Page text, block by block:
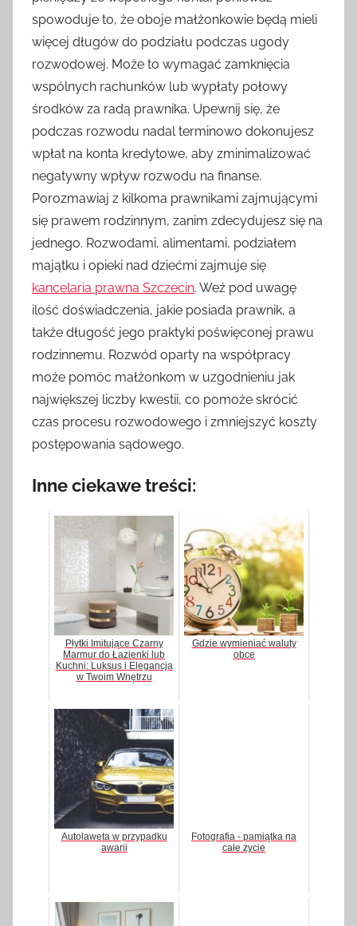
spowoduje to, że oboje małżonkowie będą mieli
więcej długów do podziału podczas ugody
rozwodowej. Może to wymagać zamknięcia
wspólnych rachunków lub wypłaty połowy
środków za radą prawnika. Upewnij się, że
podczas rozwodu nadal terminowo dokonujesz
wpłat na konta kredytowe, aby zminimalizować
negatywny wpływ rozwodu na finanse.
Porozmawiaj z kilkoma prawnikami zajmującymi
się prawem rodzinnym, zanim zdecydujesz się na
jednego. Rozwodami, alimentami, podziałem
majątku i opieki nad dziećmi zajmuje się
kancelaria prawna Szczecin. Weź pod uwagę
ilość doświadczenia, jakie posiada prawnik, a
także długość jego praktyki poświęconej prawu
rodzinnemu. Rozwód oparty na współpracy
może pomóc małżonkom w uzgodnieniu jak
największej liczby kwestii, co pomoże skrócić
czas procesu rozwodowego i zmniejszyć koszty
postępowania sądowego.
Inne ciekawe treści:
Płytki Imitujące Czarny
Marmur do Łazienki lub
Kuchni: Luksus i Elegancja
w Twoim Wnętrzu
Gdzie wymieniać waluty
obce
Autolaweta w przypadku
awarii
Fotografia - pamiątka na
całe życie